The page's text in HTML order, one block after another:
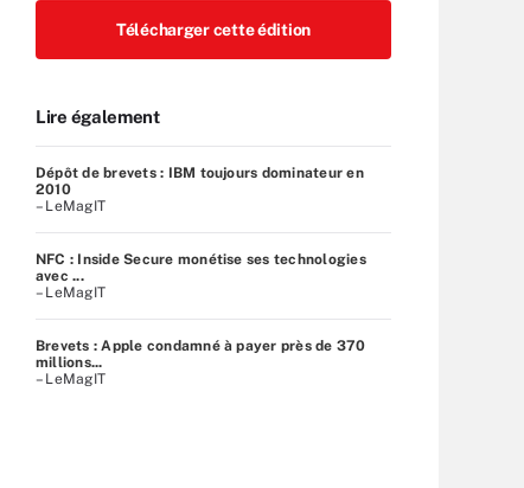
Télécharger cette édition
Lire également
Dépôt de brevets : IBM toujours dominateur en
2010
– LeMagIT
NFC : Inside Secure monétise ses technologies
avec ...
– LeMagIT
Brevets : Apple condamné à payer près de 370
millions...
– LeMagIT